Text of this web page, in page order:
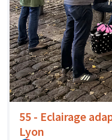
55 - Eclairage
Lyon